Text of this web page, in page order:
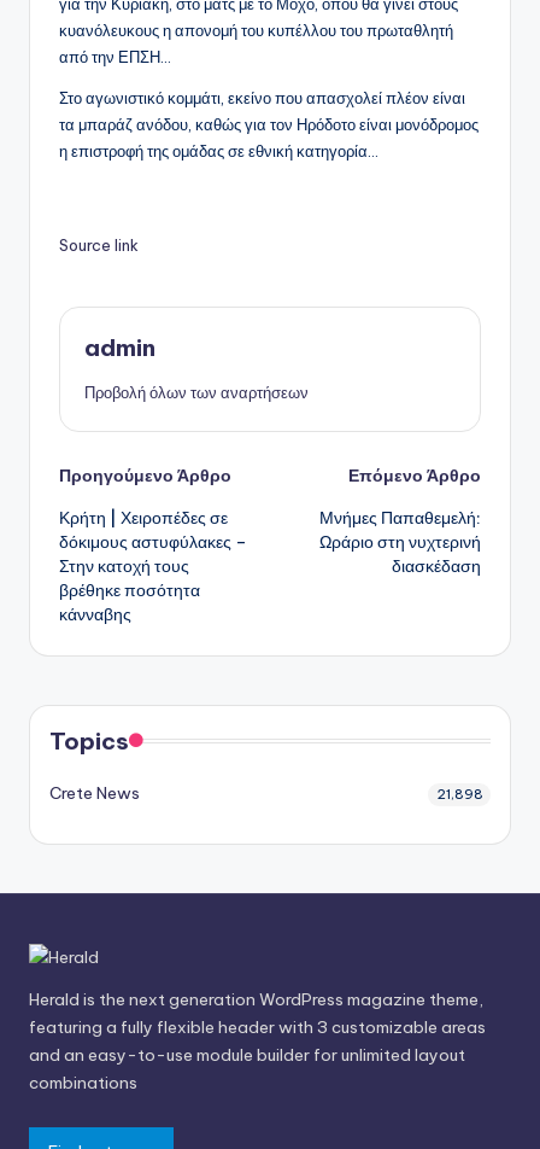
κυανόλευκους η απονομή του κυπέλλου του πρωταθλητή
από την ΕΠΣΗ…
Στο αγωνιστικό κομμάτι, εκείνο που απασχολεί πλέον είναι
τα μπαράζ ανόδου, καθώς για τον Ηρόδοτο είναι μονόδρομος
η επιστροφή της ομάδας σε εθνική κατηγορία…
Source link
admin
Προβολή όλων των αναρτήσεων
Πλοήγηση
δημοσιεύσεων
Προηγούμενο Άρθρο
Κρήτη | Χειροπέδες σε
δόκιμους αστυφύλακες –
Στην κατοχή τους
βρέθηκε ποσότητα
κάνναβης
Επόμενο Άρθρο
Μνήμες Παπαθεμελή:
Ωράριο στη νυχτερινή
διασκέδαση
Topics
Crete News 21,898
Herald is the next generation WordPress magazine theme,
featuring a fully flexible header with 3 customizable areas
and an easy-to-use module builder for unlimited layout
combinations